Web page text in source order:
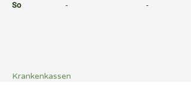
So
-
-
Krankenkassen